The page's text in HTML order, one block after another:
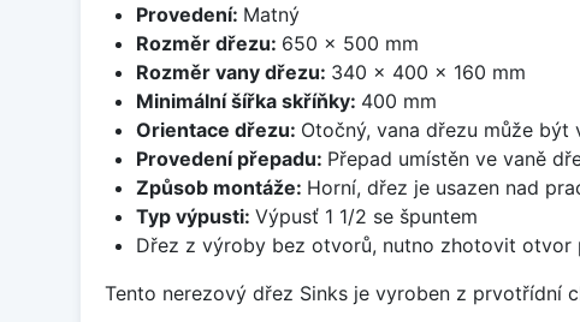
Provedení: Matný
Rozměr dřezu: 650 x 500 mm
Rozměr vany dřezu: 340 x 400 x 160 mm
Minimální šířka skříňky: 400 mm
Orientace dřezu: Otočný, vana dřezu může být
Provedení přepadu: Přepad umístěn ve vaně
Způsob montáže: Horní, dřez je usazen nad
Typ výpusti: Výpusť 1 1/2 se špuntem
Dřez z výroby bez otvorů, nutno zhotovit otvor
Tento nerezový dřez Sinks je vyroben z prvotřídní